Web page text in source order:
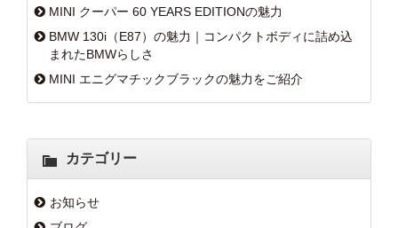
MINI クーパー 60 YEARS EDITIONの魅力
BMW 130i（E87）の魅力｜コンパクトボディに詰め込
まれたBMWらしさ
MINI エニグマチックブラックの魅力をご紹介
カテゴリー
お知らせ